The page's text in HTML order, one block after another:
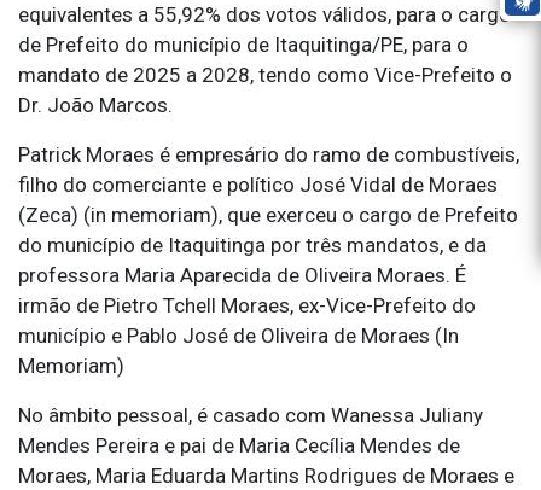
equivalentes a 55,92% dos votos válidos, para o cargo
de Prefeito do município de Itaquitinga/PE, para o
mandato de 2025 a 2028, tendo como Vice-Prefeito o
Dr. João Marcos.
Patrick Moraes é empresário do ramo de combustíveis,
filho do comerciante e político José Vidal de Moraes
(Zeca) (in memoriam), que exerceu o cargo de Prefeito
do município de Itaquitinga por três mandatos, e da
professora Maria Aparecida de Oliveira Moraes. É
irmão de Pietro Tchell Moraes, ex-Vice-Prefeito do
município e Pablo José de Oliveira de Moraes (In
Memoriam)
No âmbito pessoal, é casado com Wanessa Juliany
Mendes Pereira e pai de Maria Cecília Mendes de
Moraes, Maria Eduarda Martins Rodrigues de Moraes e